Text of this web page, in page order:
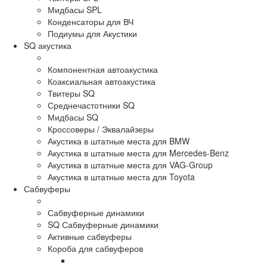
Мидбасы SPL
Конденсаторы для ВЧ
Подиумы для Акустики
SQ акустика
Компонентная автоакустика
Коаксиальная автоакустика
Твитеры SQ
Среднечастотники SQ
Мидбасы SQ
Кроссоверы / Эквалайзеры
Акустика в штатные места для BMW
Акустика в штатные места для Mercedes-Benz
Акустика в штатные места для VAG-Group
Акустика в штатные места для Toyota
Сабвуферы
Сабвуферные динамики
SQ Сабвуферные динамики
Активные сабвуферы
Короба для сабвуферов